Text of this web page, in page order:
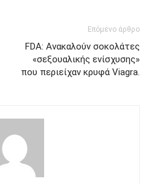
Επόμενο άρθρο
FDA: Ανακαλούν σοκολάτες
«σεξουαλικής ενίσχυσης»
που περιείχαν κρυφά Viagra.